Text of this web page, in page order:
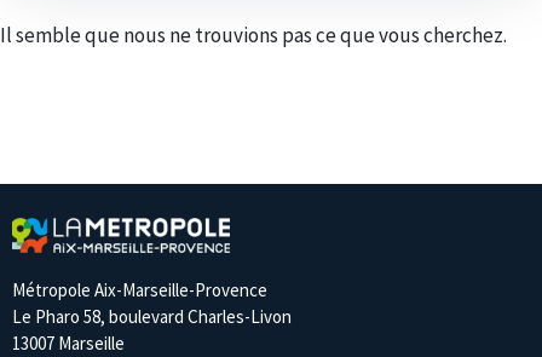
Il semble que nous ne trouvions pas ce que vous cherchez.
Métropole Aix-Marseille-Provence
Le Pharo 58, boulevard Charles-Livon
13007 Marseille